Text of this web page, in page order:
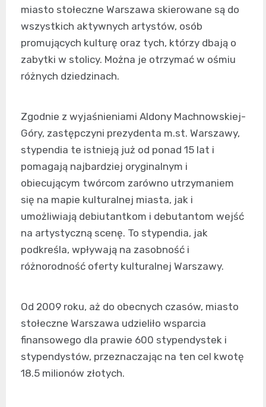
miasto stołeczne Warszawa skierowane są do
wszystkich aktywnych artystów, osób
promujących kulturę oraz tych, którzy dbają o
zabytki w stolicy. Można je otrzymać w ośmiu
różnych dziedzinach.
Zgodnie z wyjaśnieniami Aldony Machnowskiej-
Góry, zastępczyni prezydenta m.st. Warszawy,
stypendia te istnieją już od ponad 15 lat i
pomagają najbardziej oryginalnym i
obiecującym twórcom zarówno utrzymaniem
się na mapie kulturalnej miasta, jak i
umożliwiają debiutantkom i debutantom wejść
na artystyczną scenę. To stypendia, jak
podkreśla, wpływają na zasobność i
różnorodność oferty kulturalnej Warszawy.
Od 2009 roku, aż do obecnych czasów, miasto
stołeczne Warszawa udzieliło wsparcia
finansowego dla prawie 600 stypendystek i
stypendystów, przeznaczając na ten cel kwotę
18.5 milionów złotych.